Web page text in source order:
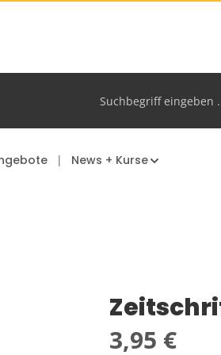
News + Kurse
Regulärer Preis:
3,95 €